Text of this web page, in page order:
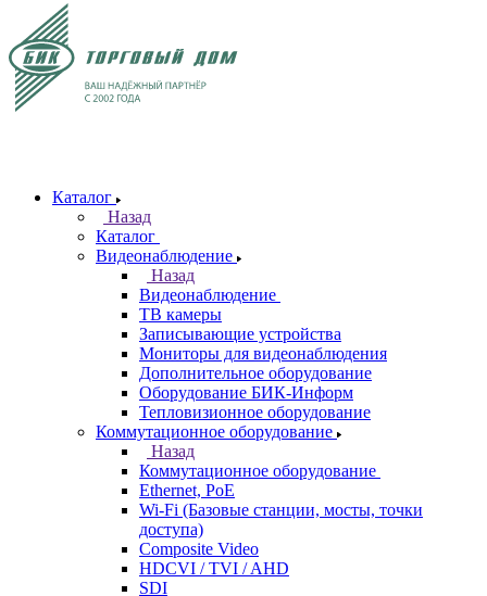
Каталог
Назад
Каталог
Видеонаблюдение
Назад
Видеонаблюдение
ТВ камеры
Записывающие устройства
Мониторы для видеонаблюдения
Дополнительное оборудование
Оборудование БИК-Информ
Тепловизионное оборудование
Коммутационное оборудование
Назад
Коммутационное оборудование
Ethernet, PoE
Wi-Fi (Базовые станции, мосты, точки
доступа)
Composite Video
HDCVI / TVI / AHD
SDI